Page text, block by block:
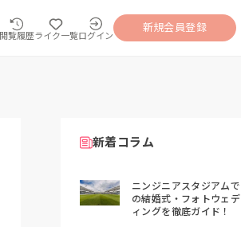
閲覧履歴ライク一覧ログイン
新規会員登録
新着コラム
ニンジニアスタジアムで
の結婚式・フォトウェデ
ィングを徹底ガイド！